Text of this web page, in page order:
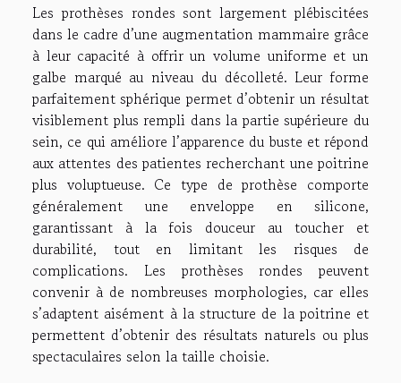
Les prothèses rondes sont largement plébiscitées
dans le cadre d’une augmentation mammaire grâce
à leur capacité à offrir un volume uniforme et un
galbe marqué au niveau du décolleté. Leur forme
parfaitement sphérique permet d’obtenir un résultat
visiblement plus rempli dans la partie supérieure du
sein, ce qui améliore l’apparence du buste et répond
aux attentes des patientes recherchant une poitrine
plus voluptueuse. Ce type de prothèse comporte
généralement une enveloppe en silicone,
garantissant à la fois douceur au toucher et
durabilité, tout en limitant les risques de
complications. Les prothèses rondes peuvent
convenir à de nombreuses morphologies, car elles
s’adaptent aisément à la structure de la poitrine et
permettent d’obtenir des résultats naturels ou plus
spectaculaires selon la taille choisie.